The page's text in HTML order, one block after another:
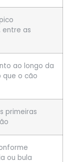
entre as
ao longo da
que o cão
primeiras
ou bula